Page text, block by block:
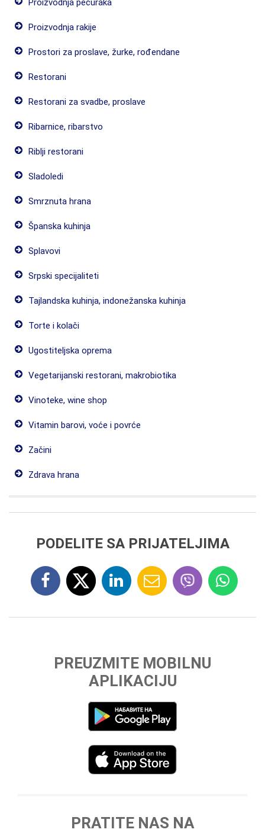
Proizvodnja pečuraka
Proizvodnja rakije
Prostori za proslave, žurke, rođendane
Restorani
Restorani za svadbe, proslave
Ribarnice, ribarstvo
Riblji restorani
Sladoledi
Smrznuta hrana
Španska kuhinja
Splavovi
Srpski specijaliteti
Tajlandska kuhinja, indonežanska kuhinja
Torte i kolači
Ugostiteljska oprema
Vegetarijanski restorani, makrobiotika
Vinoteke, wine shop
Vitamin barovi, voće i povrće
Začini
Zdrava hrana
PODELITE SA PRIJATELJIMA
PREUZMITE MOBILNU
APLIKACIJU
PRATITE NAS NA